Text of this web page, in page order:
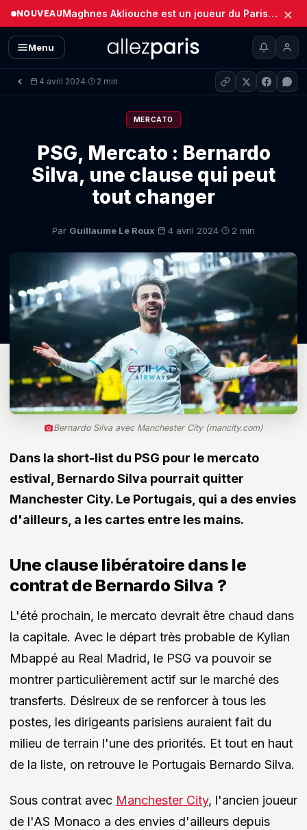
NOUVEAU Maghnes Akliouche est un joueur du Paris Saint-Germain (Officiel) ×
Menu
4 avril 2024· 2 min
MERCATO
PSG, Mercato : Bernardo
Silva, une clause qui peut
tout changer
Par Guillaume Le Roux· 4 avril 2024· 2 min
Bernardo Silva avec Manchester City (mancity.com)
Dans la short-list du PSG pour le mercato
estival, Bernardo Silva pourrait quitter
Manchester City. Le Portugais, qui a des envies
d'ailleurs, a les cartes entre les mains.
Une clause libératoire dans le
contrat de Bernardo Silva ?
L'été prochain, le mercato devrait être chaud dans
la capitale. Avec le départ très probable de Kylian
Mbappé au Real Madrid, le PSG va pouvoir se
montrer particulièrement actif sur le marché des
transferts. Désireux de se renforcer à tous les
postes, les dirigeants parisiens auraient fait du
milieu de terrain l'une des priorités. Et tout en haut
de la liste, on retrouve le Portugais Bernardo Silva.
Sous contrat avec Manchester City, l'ancien joueur
de l'AS Monaco a des envies d'ailleurs depuis